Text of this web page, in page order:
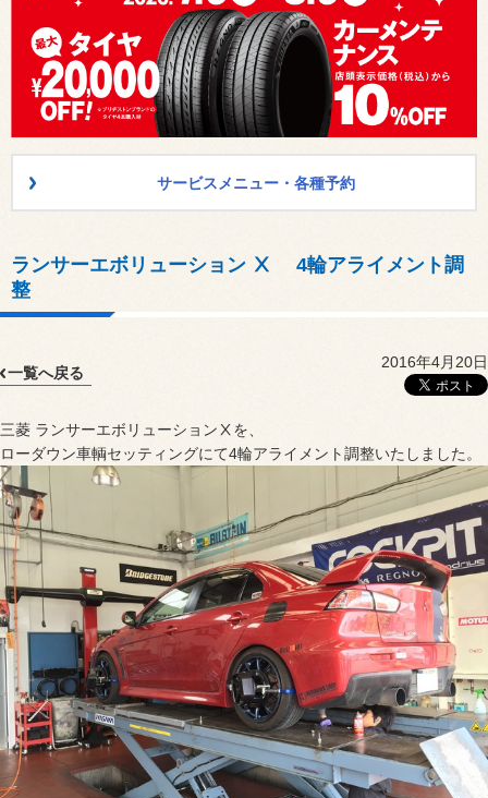
サービスメニュー・各種予約
ランサーエボリューション Ⅹ 4輪アライメント調
整
一覧へ戻る
2016年4月20日
三菱 ランサーエボリューションⅩを、
ローダウン車輌セッティングにて4輪アライメント調整いたしました。